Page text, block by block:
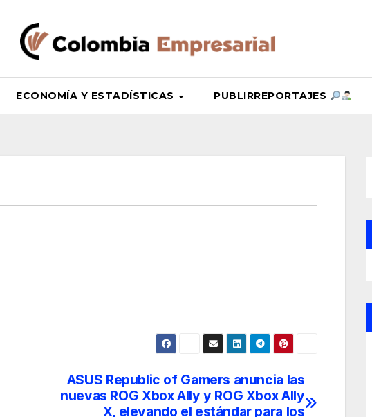
ECONOMÍA Y ESTADÍSTICAS PUBLIRREPORTAJES
ASUS Republic of Gamers anuncia las
nuevas ROG Xbox Ally y ROG Xbox Ally
X, elevando el estándar para los